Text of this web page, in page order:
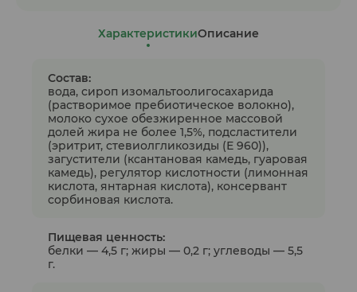
ХарактеристикиОписание
Состав:
вода, сироп изомальтоолигосахарида
(растворимое пребиотическое волокно),
молоко сухое обезжиренное массовой
долей жира не более 1,5%, подсластители
(эритрит, стевиолгликозиды (Е 960)),
загустители (ксантановая камедь, гуаровая
камедь), регулятор кислотности (лимонная
кислота, янтарная кислота), консервант
сорбиновая кислота.
Пищевая ценность:
белки — 4,5 г; жиры — 0,2 г; углеводы — 5,5
г.